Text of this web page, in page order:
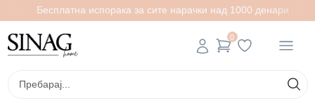
Бесплатна испорака за сите нарачки над 1000 денари
0